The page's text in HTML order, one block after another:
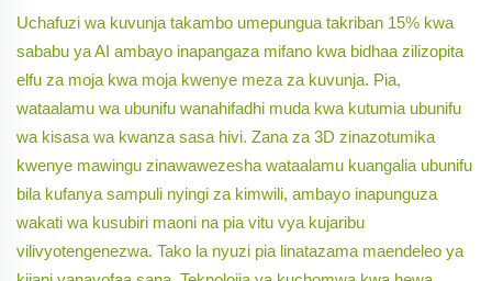
Uchafuzi wa kuvunja takambo umepungua takriban 15% kwa
sababu ya AI ambayo inapangaza mifano kwa bidhaa zilizopita
elfu za moja kwa moja kwenye meza za kuvunja. Pia,
wataalamu wa ubunifu wanahifadhi muda kwa kutumia ubunifu
wa kisasa wa kwanza sasa hivi. Zana za 3D zinazotumika
kwenye mawingu zinawawezesha wataalamu kuangalia ubunifu
bila kufanya sampuli nyingi za kimwili, ambayo inapunguza
wakati wa kusubiri maoni na pia vitu vya kujaribu
vilivyotengenezwa. Tako la nyuzi pia linatazama maendeleo ya